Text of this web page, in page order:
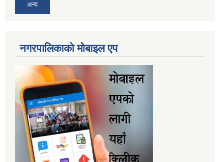
अन्य
नगरपालिकाकाे माेबाइल एप